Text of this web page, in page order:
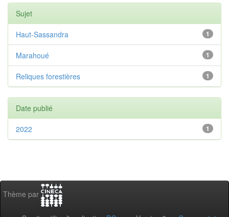
Sujet
1
Haut-Sassandra
1
Marahoué
1
Reliques forestières
Date publié
1
2022
Thème par